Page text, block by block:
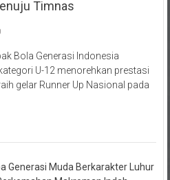
U-12 menorehkan prestasi
gelar Runner Up Nasional pada
Makroman Indah